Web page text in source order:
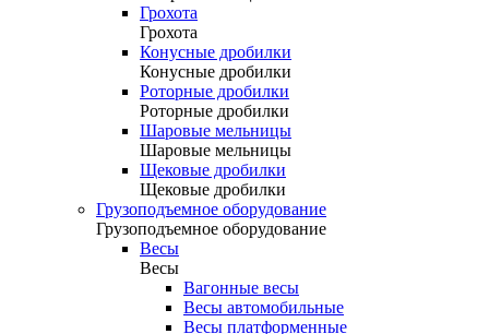
Грохота
Грохота
Конусные дробилки
Конусные дробилки
Роторные дробилки
Роторные дробилки
Шаровые мельницы
Шаровые мельницы
Щековые дробилки
Щековые дробилки
Грузоподъемное оборудование
Грузоподъемное оборудование
Весы
Весы
Вагонные весы
Весы автомобильные
Весы платформенные